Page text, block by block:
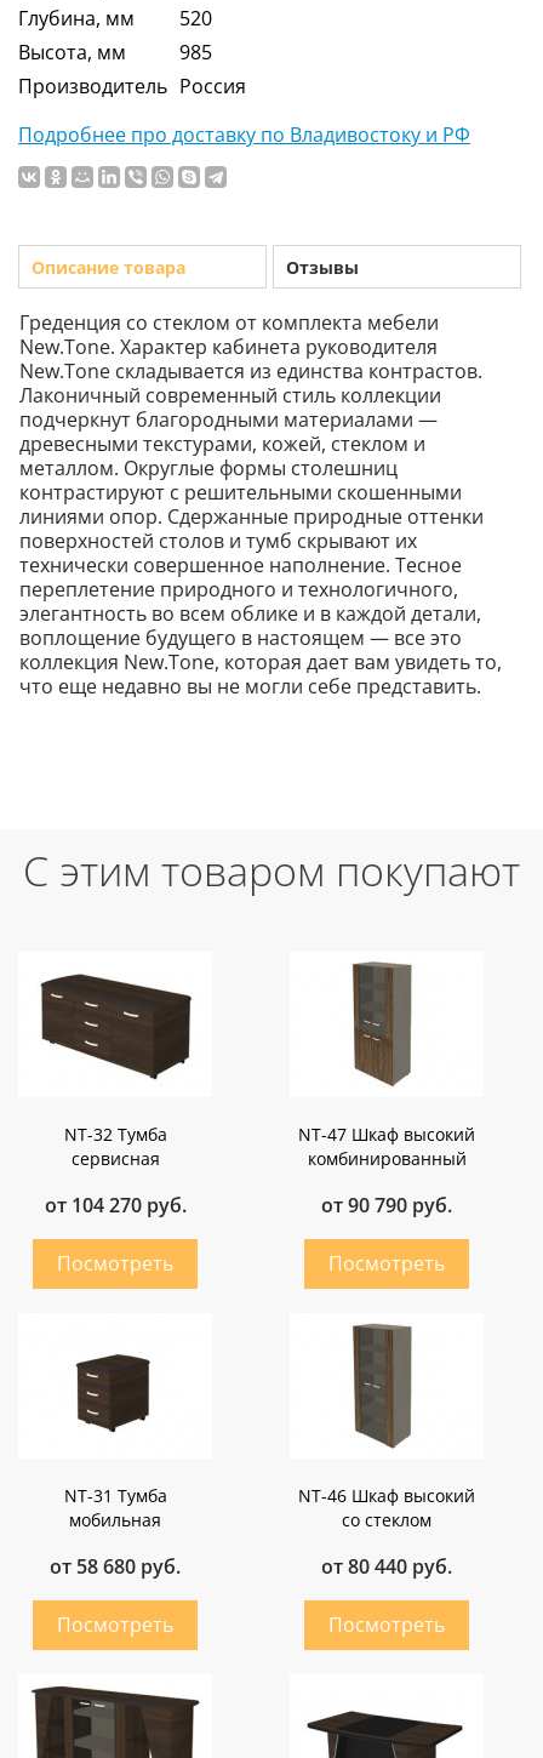
Глубина, мм
520
Высота, мм
985
Производитель Россия
Подробнее про доставку по Владивостоку и РФ
Описание товара Отзывы
Греденция со стеклом от комплекта мебели
New.Tone. Характер кабинета руководителя
New.Tone складывается из единства контрастов.
Лаконичный современный стиль коллекции
подчеркнут благородными материалами —
древесными текстурами, кожей, стеклом и
металлом. Округлые формы столешниц
контрастируют с решительными скошенными
линиями опор. Сдержанные природные оттенки
поверхностей столов и тумб скрывают их
технически совершенное наполнение. Тесное
переплетение природного и технологичного,
элегантность во всем облике и в каждой детали,
воплощение будущего в настоящем — все это
коллекция New.Tone, которая дает вам увидеть то,
что еще недавно вы не могли себе представить.
С этим товаром покупают
NT-32 Тумба
сервисная
от 104 270 руб.
NT-47 Шкаф высокий
комбинированный
от 90 790 руб.
NT-31 Тумба
мобильная
от 58 680 руб.
NT-46 Шкаф высокий
со стеклом
от 80 440 руб.